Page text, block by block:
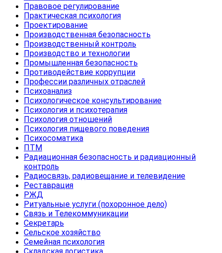
Правовое регулирование
Практическая психология
Проектирование
Производственная безопасность
Производственный контроль
Производство и технологии
Промышленная безопасность
Противодействие коррупции
Профессии различных отраслей
Психоанализ
Психологическое консультирование
Психология и психотерапия
Психология отношений
Психология пищевого поведения
Психосоматика
ПТМ
Радиационная безопасность и радиационный
контроль
Радиосвязь, радиовещание и телевидение
Реставрация
РЖД
Ритуальные услуги (похоронное дело)
Связь и Телекоммуникации
Секретарь
Сельское хозяйство
Семейная психология